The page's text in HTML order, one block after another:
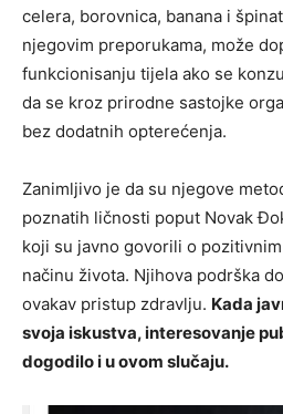
celera, borovnica, banana i
njegovim preporukama, može
funkcionisanju tijela ako se
da se kroz prirodne sastojke
bez dodatnih opterećenja.
Zanimljivo je da su njegove
poznatih ličnosti poput Novak
koji su javno govorili o
načinu života. Njihova podrška
ovakav pristup zdravlju. Kada
svoja iskustva, interesovanje
dogodilo i u ovom slučaju.